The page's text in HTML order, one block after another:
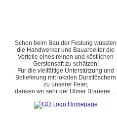
Schon beim Bau der Festung wussten
die Handwerker und Bauarbeiter die
Vorteile eines reinen und köstlichen
Gerstensaft zu schätzen!
Für die vielfältige Unterstützung und
Belieferung mit lokalen Durstlöschern
zu unserer Feier,
danken wir sehr der Ulmer Brauerei ...